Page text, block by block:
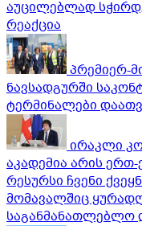
აუცილებლად
რეაქცია
პრემიერ-
ნავსადგურში
ტერმინალები
ირაკლი
აკადემია არის
რესურსი ჩვენი
მომავალშიც
საგანმანათლებლო